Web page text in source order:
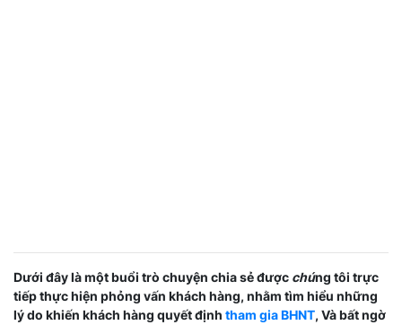
Dưới đây là một buổi trò chuyện chia sẻ được chúng tôi trực
tiếp thực hiện phỏng vấn khách hàng, nhằm tìm hiểu những
lý do khiến khách hàng quyết định tham gia BHNT, Và bất ngờ